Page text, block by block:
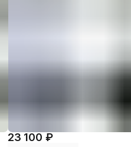
23 100 ₽